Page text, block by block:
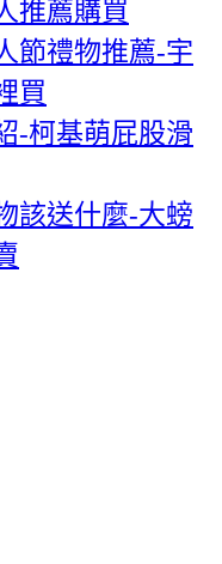
推薦購買
節禮物推薦-宇
買
-柯基萌屁股滑
該送什麼-大螃